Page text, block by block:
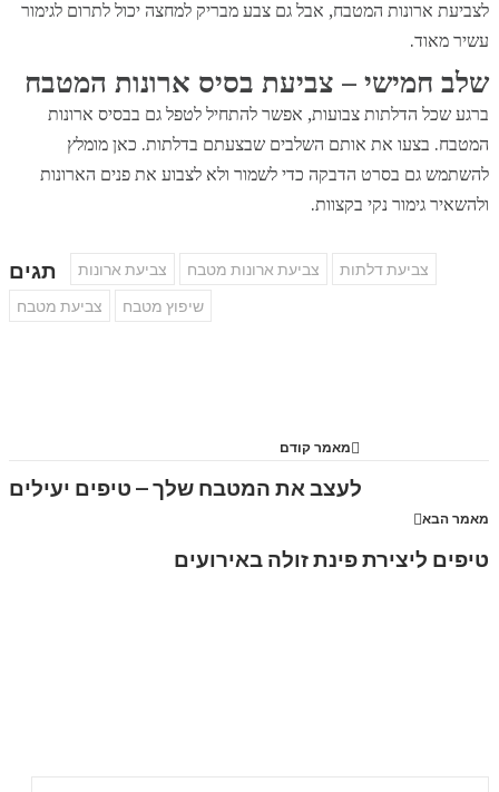
לצביעת ארונות המטבח, אבל גם צבע מבריק למחצה יכול לתרום לגימור
עשיר מאוד.
שלב חמישי – צביעת בסיס ארונות המטבח
ברגע שכל הדלתות צבועות, אפשר להתחיל לטפל גם בבסיס ארונות
המטבח. בצעו את אותם השלבים שבצעתם בדלתות. כאן מומלץ
להשתמש גם בסרט הדבקה כדי לשמור ולא לצבוע את פנים הארונות
ולהשאיר גימור נקי בקצוות.
תגים צביעת ארונות צביעת ארונות מטבח
צביעת דלתות
צביעת מטבח
שיפוץ מטבח
מאמר קודם
לעצב את המטבח שלך – טיפים יעילים
מאמר הבא
טיפים ליצירת פינת זולה באירועים